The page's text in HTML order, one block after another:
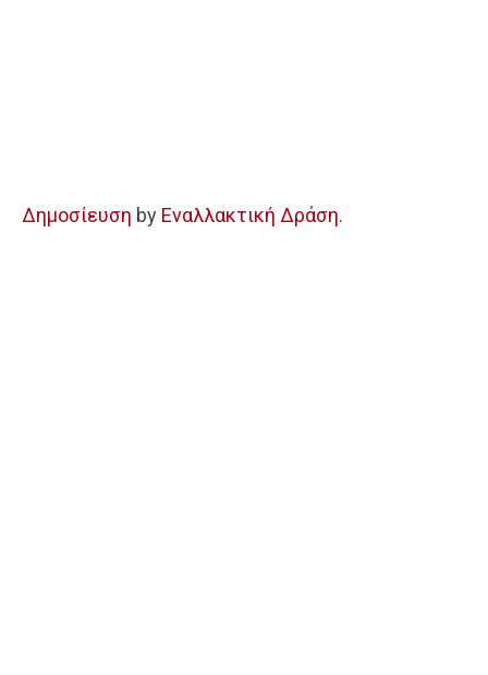
Δημοσίευση by Εναλλακτική Δράση.